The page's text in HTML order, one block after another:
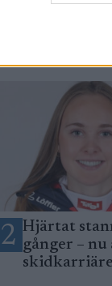
2 Hjärtat
gånger – nu